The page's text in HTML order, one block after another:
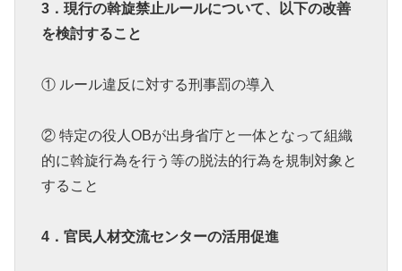
3．現行の斡旋禁止ルールについて、以下の改善
を検討すること
① ルール違反に対する刑事罰の導入
② 特定の役人OBが出身省庁と一体となって組織
的に斡旋行為を行う等の脱法的行為を規制対象と
すること
4．官民人材交流センターの活用促進